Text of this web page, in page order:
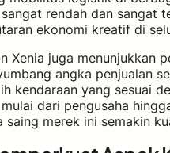
rendah dan sangat
ekonomi kreatif di
Xenia juga menunjukkan
angka penjualan
kendaraan yang sesuai
dari pengusaha
merek ini semakin